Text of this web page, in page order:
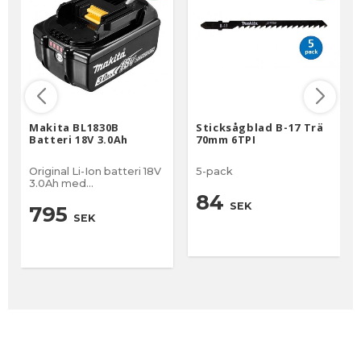
Makita BL1830B
Batteri 18V 3.0Ah
Original Li-Ion batteri 18V
3.0Ah med
795 SEK
Sticksågblad B-17 Trä
70mm 6TPI
5-pack
84 SEK